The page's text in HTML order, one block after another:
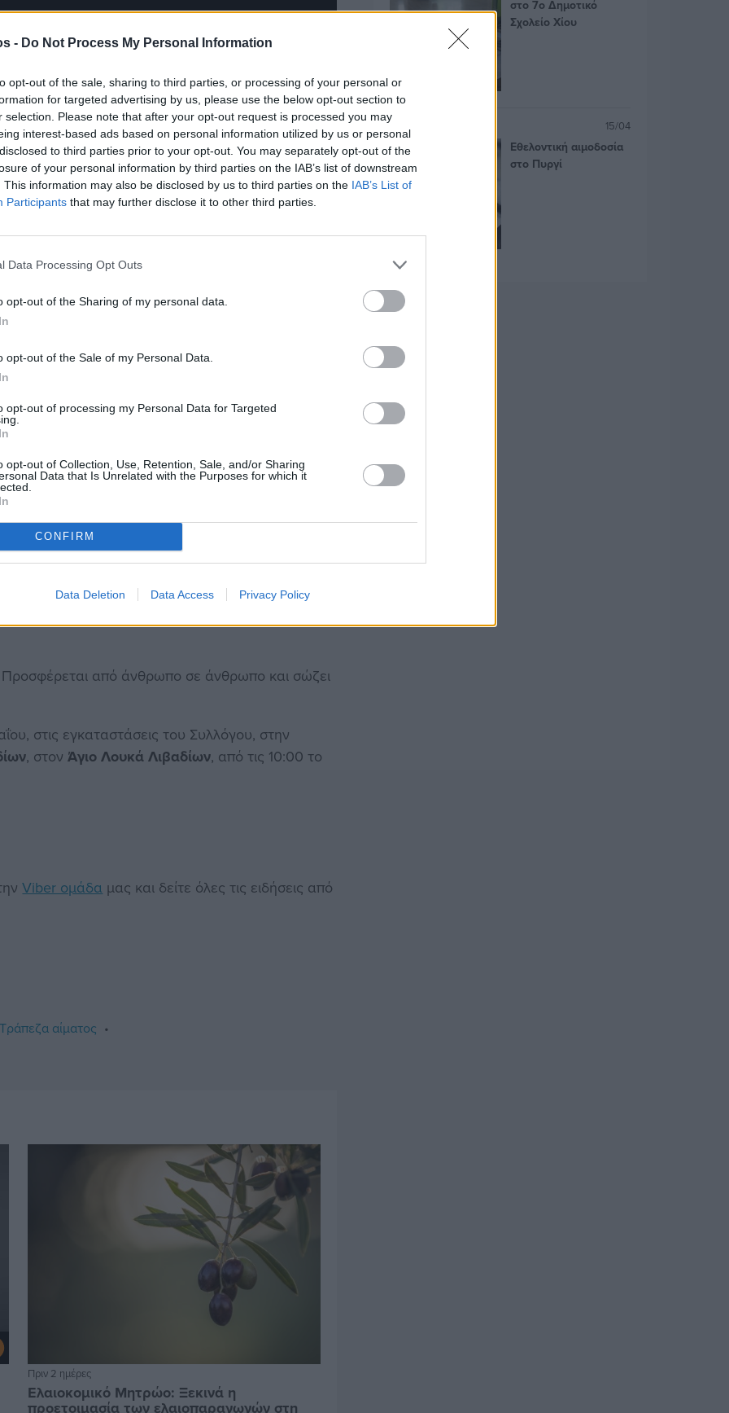
- Do Not Process My Personal Information
opt-out of the sale, sharing to third parties, or processing of your personal or
for targeted advertising by us, please use the below opt-out section to
selection. Please note that after your opt-out request is processed you may
interest-based ads based on personal information utilized by us or personal
to third parties prior to your opt-out. You may separately opt-out of the
of your personal information by third parties on the IAB’s list of downstream
This information may also be disclosed by us to third parties on the IAB’s List of
Participants that may further disclose it to other third parties.
Data Processing Opt Outs
opt-out of the Sharing of my personal data.
opt-out of the Sale of my Personal Data.
opt-out of processing my Personal Data for Targeted
opt-out of Collection, Use, Retention, Sale, and/or Sharing
Data that Is Unrelated with the Purposes for which it
CONFIRM
Data Deletion Data Access Privacy Policy
Αιμοδοσίας Χίου,Άννα Σωτηρίου, δήλωσε
ότι μετά το Πάσχα καταγράφεται
τον λόγο αυτό, η συγκεκριμένη δράση αποτελεί
νέων ανθρώπων, οι οποίοι προσήλθαν
συνάνθρωπο το πολυτιμότερο αγαθό που σώζει
προσφέρει πραγματικό πολιτισμό, καθώς
προσφέρει και ζωή»
Υπηρεσία Αιμοδοσίας Χίουσυνεχίζει
πλέον με πολύ περιορισμένο προσωπικό και
στη
, ενώ τον Ιούνιο θα
επειγόντως αίμα, από ηλικιωμένους
νοσηλειών και χειρουργικών
Προσφέρεται από άνθρωπο σε άνθρωπο και σώζει
στις εγκαταστάσεις του Συλλόγου, στην
, στονΆγιο Λουκά Λιβαδίων, από τις 10:00 το
Viber ομάδα μας και δείτε όλες τις ειδήσεις από
Τράπεζα αίματος
Πριν 2 ημέρες
Ελαιοκομικό Μητρώο: Ξεκινά η
προετοιμασία των ελαιοπαραγωγών στη
στο 7ο Δημοτικό
Σχολείο Χίου
Κοινωνία 15/04
Εθελοντική αιμοδοσία
στο Πυργί